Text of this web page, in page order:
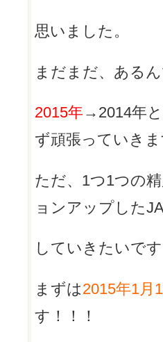
思いました。
まだまだ、ある
2015年 →2014年
ず頑張っていき
ただ、1つ1つの
ョンアップした
していきたいで
まずは2015年1月
す！！！